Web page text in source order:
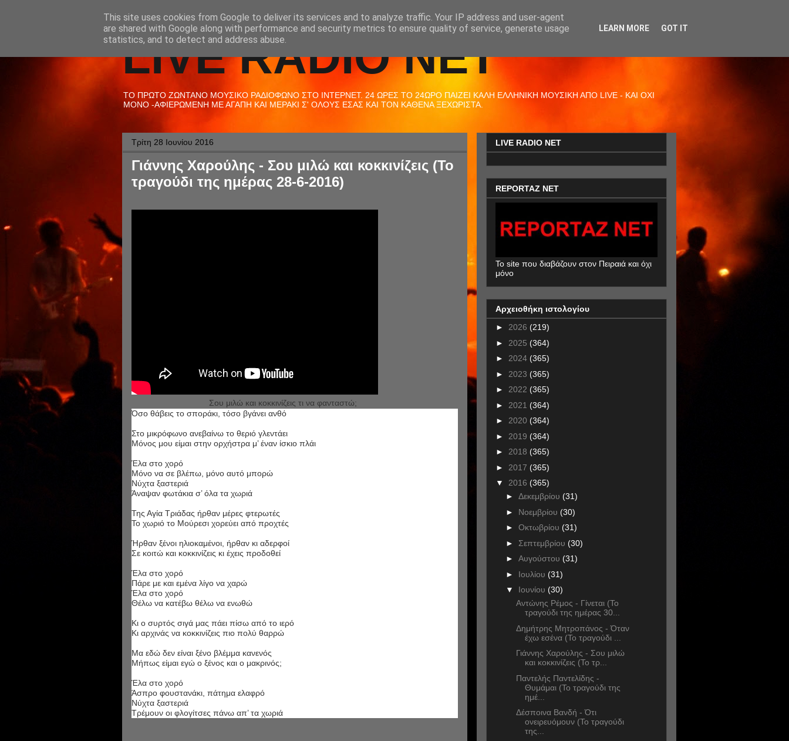
LIVE RADIO NET
ΤΟ ΠΡΩΤΟ ΖΩΝΤΑΝΟ ΜΟΥΣΙΚΟ ΡΑΔΙΟΦΩΝΟ ΣΤΟ ΙΝΤΕΡΝΕΤ. 24 ΩΡΕΣ ΤΟ 24ΩΡΟ ΠΑΙΖΕΙ ΚΑΛΗ ΕΛΛΗΝΙΚΗ ΜΟΥΣΙΚΗ ΑΠΟ LIVE - ΚΑΙ ΟΧΙ
ΜΟΝΟ -ΑΦΙΕΡΩΜΕΝΗ ΜΕ ΑΓΑΠΗ ΚΑΙ ΜΕΡΑΚΙ Σ' ΟΛΟΥΣ ΕΣΑΣ ΚΑΙ ΤΟΝ ΚΑΘΕΝΑ ΞΕΧΩΡΙΣΤΑ.
Τρίτη 28 Ιουνίου 2016
Γιάννης Χαρούλης - Σου μιλώ και κοκκινίζεις (Το
τραγούδι της ημέρας 28-6-2016)
Σου μιλώ και κοκκινίζεις τι να φανταστώ;
Όσο θάβεις το σποράκι, τόσο βγάνει ανθό
Στο μικρόφωνο ανεβαίνω το θεριό γλεντάει
Μόνος μου είμαι στην ορχήστρα μ’ έναν ίσκιο πλάι
Έλα στο χορό
Μόνο να σε βλέπω, μόνο αυτό μπορώ
Νύχτα ξαστεριά
Άναψαν φωτάκια σ’ όλα τα χωριά
Της Αγία Τριάδας ήρθαν μέρες φτερωτές
Το χωριό το Μούρεσι χορεύει από προχτές
Ήρθαν ξένοι ηλιοκαμένοι, ήρθαν κι αδερφοί
Σε κοιτώ και κοκκινίζεις κι έχεις προδοθεί
Έλα στο χορό
Πάρε με και εμένα λίγο να χαρώ
Έλα στο χορό
Θέλω να κατέβω θέλω να ενωθώ
Κι ο συρτός σιγά μας πάει πίσω από το ιερό
Κι αρχινάς να κοκκινίζεις πιο πολύ θαρρώ
Μα εδώ δεν είναι ξένο βλέμμα κανενός
Μήπως είμαι εγώ ο ξένος και ο μακρινός;
Έλα στο χορό
Άσπρο φουστανάκι, πάτημα ελαφρό
Νύχτα ξαστεριά
Τρέμουν οι φλογίτσες πάνω απ’ τα χωριά
LIVE RADIO NET
REPORTAZ NET
To site που διαβάζουν στον Πειραιά και όχι
μόνο
Αρχειοθήκη ιστολογίου
► 2026 (219)
► 2025 (364)
► 2024 (365)
► 2023 (365)
► 2022 (365)
► 2021 (364)
► 2020 (364)
► 2019 (364)
► 2018 (365)
► 2017 (365)
▼ 2016 (365)
► Δεκεμβρίου (31)
► Νοεμβρίου (30)
► Οκτωβρίου (31)
► Σεπτεμβρίου (30)
► Αυγούστου (31)
► Ιουλίου (31)
▼ Ιουνίου (30)
Αντώνης Ρέμος - Γίνεται (Το
τραγούδι της ημέρας 30...
Δημήτρης Μητροπάνος - Όταν
έχω εσένα (Το τραγούδι ...
Γιάννης Χαρούλης - Σου μιλώ
και κοκκινίζεις (Το τρ...
Παντελής Παντελίδης -
Θυμάμαι (Το τραγούδι της
ημέ...
Δέσποινα Βανδή - Ότι
ονειρευόμουν (Το τραγούδι
της...
This site uses cookies from Google to deliver its services and to analyze traffic. Your IP address and user-agent
are shared with Google along with performance and security metrics to ensure quality of service, generate usage
statistics, and to detect and address abuse.
LEARN MORE GOT IT